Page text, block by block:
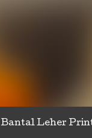
Bantal Leher